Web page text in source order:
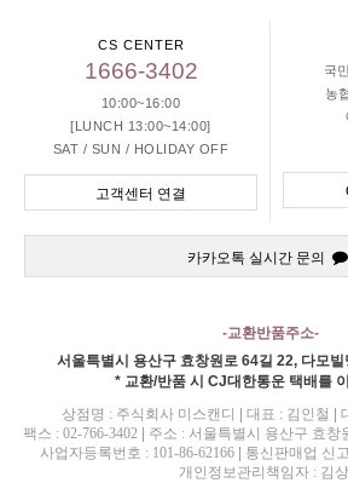
CS CENTER
1666-3402
10:00~16:00
[LUNCH 13:00~14:00]
SAT / SUN / HOLIDAY OFF
고객센터 연결
국
농
카카오톡 실시간 문의
-교환반품주소-
서울특별시 용산구 효창원로 64길 22, 다모
* 교환/반품 시 CJ대한통운 택배를
상점명 : 주식회사 미스캔디
대표 : 김인철
팩스 : 02-766-3402
주소 : 서울특별시 용산구 효창
사업자등록번호 : 101-86-62166
통신판매업 신
개인정보관리책임자 : 김